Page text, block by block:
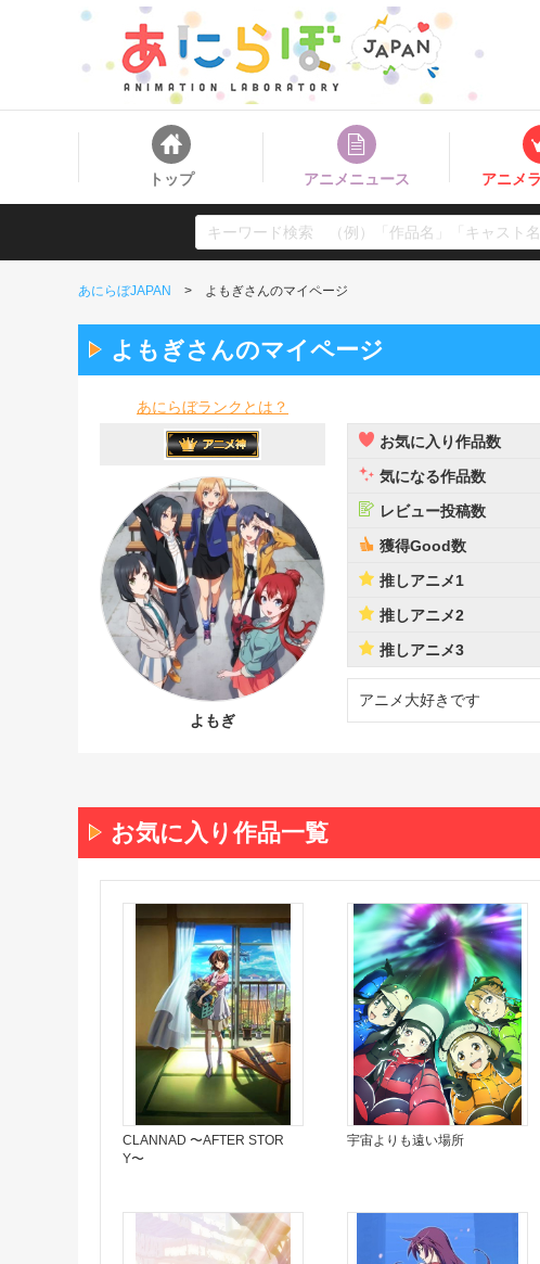
トップ アニメニュース アニメ
あにらぼJAPAN よもぎさんのマイページ
よもぎさんのマイページ
あにらぼランクとは？
よもぎ
お気に入り作品数
気になる作品数
レビュー投稿数
獲得Good数
推しアニメ1
推しアニメ2
推しアニメ3
アニメ大好きです
お気に入り作品一覧
CLANNAD 〜AFTER STOR
Y〜
宇宙よりも遠い場所